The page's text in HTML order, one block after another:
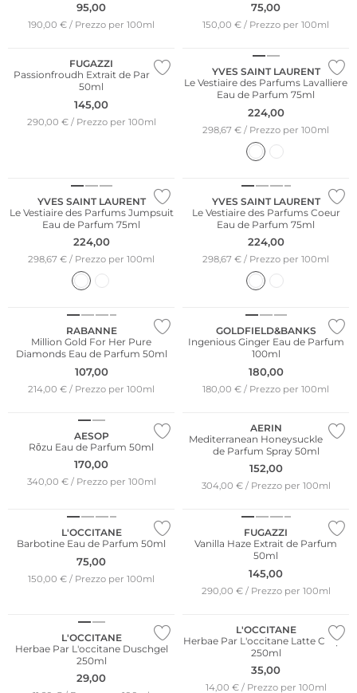
95,00
190,00 € / Prezzo per 100ml
75,00
150,00 € / Prezzo per 100ml
FUGAZZI
Passionfroudh Extrait de Parfum
50ml
145,00
290,00 € / Prezzo per 100ml
YVES SAINT LAURENT
Le Vestiaire des Parfums Lavalliere
Eau de Parfum 75ml
224,00
298,67 € / Prezzo per 100ml
YVES SAINT LAURENT
Le Vestiaire des Parfums Jumpsuit
Eau de Parfum 75ml
224,00
298,67 € / Prezzo per 100ml
YVES SAINT LAURENT
Le Vestiaire des Parfums Coeur
Eau de Parfum 75ml
224,00
298,67 € / Prezzo per 100ml
Edizione limitata
RABANNE
Million Gold For Her Pure
Diamonds Eau de Parfum 50ml
107,00
214,00 € / Prezzo per 100ml
GOLDFIELD&BANKS
Ingenious Ginger Eau de Parfum
100ml
180,00
180,00 € / Prezzo per 100ml
AESOP
Rōzu Eau de Parfum 50ml
170,00
340,00 € / Prezzo per 100ml
AERIN
Mediterranean Honeysuckle Eau
de Parfum Spray 50ml
152,00
304,00 € / Prezzo per 100ml
L'OCCITANE
Barbotine Eau de Parfum 50ml
75,00
150,00 € / Prezzo per 100ml
FUGAZZI
Vanilla Haze Extrait de Parfum
50ml
145,00
290,00 € / Prezzo per 100ml
L'OCCITANE
Herbae Par L'occitane Duschgel
250ml
29,00
L'OCCITANE
Herbae Par L'occitane Latte Corpo
250ml
35,00
14,00 € / Prezzo per 100ml